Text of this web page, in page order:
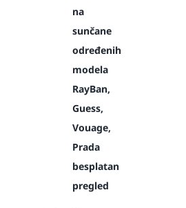
na
sunčane
određenih
modela
RayBan,
Guess,
Vouage,
Prada
besplatan
pregled